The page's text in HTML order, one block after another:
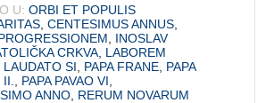
U: ORBI ET POPULIS
,CENTESIMUS ANNUS
INOSLAV
CRKVA LABOREM
LAUDATO SI PAPA FRANE PAPA
PAPA PAVAO VI
ANNO RERUM NOVARUM